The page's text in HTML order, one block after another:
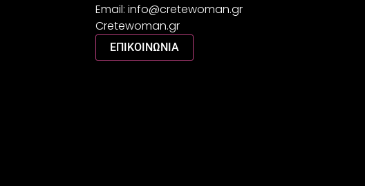
Email: info@cretewoman.gr
Cretewoman.gr
ΕΠΙΚΟΙΝΩΝΙΑ